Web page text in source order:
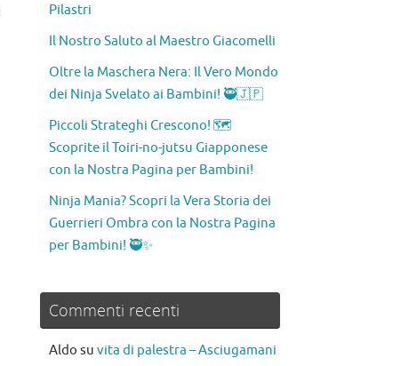
Pilastri
Il Nostro Saluto al Maestro Giacomelli
Oltre la Maschera Nera: Il Vero Mondo
dei Ninja Svelato ai Bambini! 🥷🇯🇵
Piccoli Strateghi Crescono! 🗺️
Scoprite il Toiri-no-jutsu Giapponese
con la Nostra Pagina per Bambini!
Ninja Mania? Scopri la Vera Storia dei
Guerrieri Ombra con la Nostra Pagina
per Bambini! 🥷✨
Commenti recenti
Aldo su vita di palestra – Asciugamani